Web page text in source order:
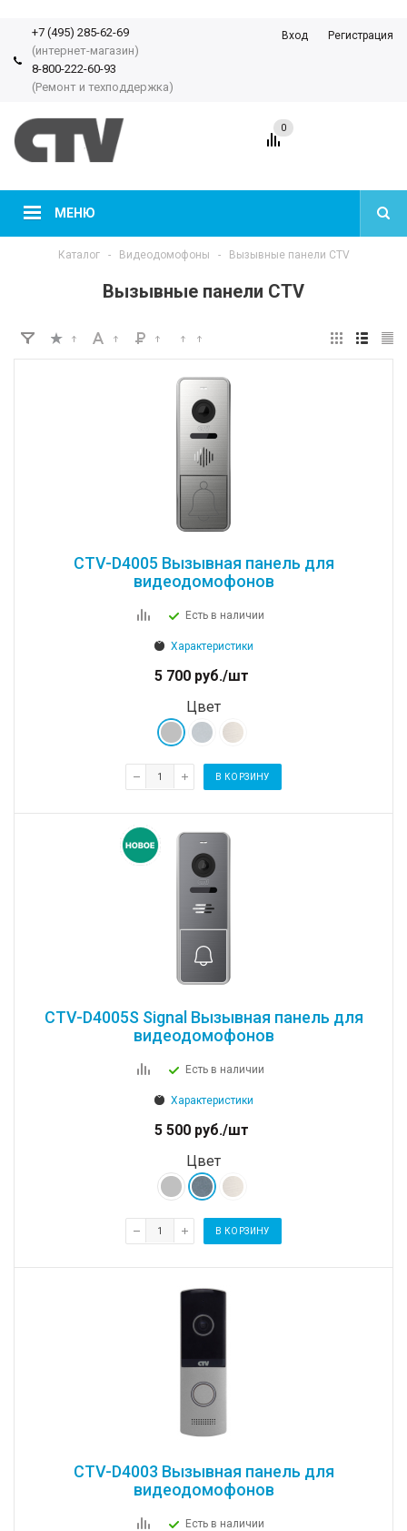
+7 (495) 285-62-69
(интернет-магазин)
8-800-222-60-93
(Ремонт и техподдержка)
Вход Регистрация
МЕНЮ
0
Каталог - Видеодомофоны - Вызывные панели CTV
Вызывные панели CTV
CTV-D4005 Вызывная панель для
видеодомофонов
Есть в наличии
Характеристики
5 700 руб./шт
Цвет
В КОРЗИНУ
CTV-D4005S Signal Вызывная панель для
видеодомофонов
Есть в наличии
Характеристики
5 500 руб./шт
Цвет
В КОРЗИНУ
CTV-D4003 Вызывная панель для
видеодомофонов
Есть в наличии